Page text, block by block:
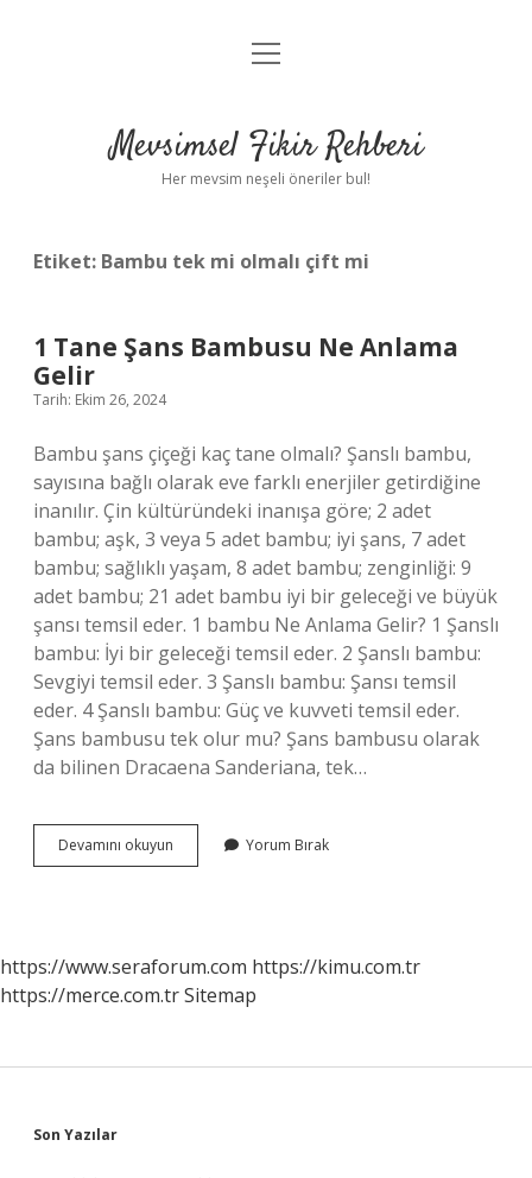
Anasayfa
Yasal Uyarı
menüyü
Mevsimsel Fikir Rehberi
Her mevsim neşeli öneriler bul!
Etiket: Bambu tek mi olmalı çift mi
1 Tane Şans Bambusu Ne Anlama
Gelir
Tarih: Ekim 26, 2024
Bambu şans çiçeği kaç tane olmalı? Şanslı bambu,
sayısına bağlı olarak eve farklı enerjiler getirdiğine
inanılır. Çin kültüründeki inanışa göre; 2 adet
bambu; aşk, 3 veya 5 adet bambu; iyi şans, 7 adet
bambu; sağlıklı yaşam, 8 adet bambu; zenginliği: 9
adet bambu; 21 adet bambu iyi bir geleceği ve büyük
şansı temsil eder. 1 bambu Ne Anlama Gelir? 1 Şanslı
bambu: İyi bir geleceği temsil eder. 2 Şanslı bambu:
Sevgiyi temsil eder. 3 Şanslı bambu: Şansı temsil
eder. 4 Şanslı bambu: Güç ve kuvveti temsil eder.
Şans bambusu tek olur mu? Şans bambusu olarak
da bilinen Dracaena Sanderiana, tek…
Devamını okuyun
Tane
Gelir
Yorum Bırak
https://www.seraforum.com https://kimu.com.tr
https://merce.com.trSitemap
Sidebar
Son Yazılar